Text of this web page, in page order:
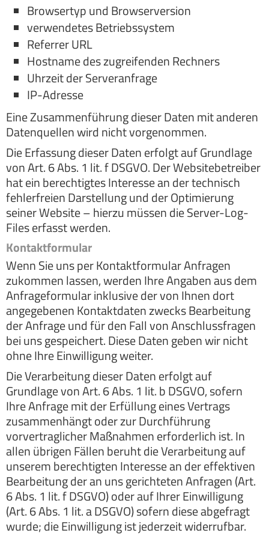
Browsertyp und Browserversion
verwendetes Betriebssystem
Referrer URL
Hostname des zugreifenden Rechners
Uhrzeit der Serveranfrage
IP-Adresse
Eine Zusammenführung dieser Daten mit anderen
Datenquellen wird nicht vorgenommen.
Die Erfassung dieser Daten erfolgt auf Grundlage
von Art. 6 Abs. 1 lit. f DSGVO. Der Websitebetreiber
hat ein berechtigtes Interesse an der technisch
fehlerfreien Darstellung und der Optimierung
seiner Website – hierzu müssen die Server-Log-
Files erfasst werden.
Kontaktformular
Wenn Sie uns per Kontaktformular Anfragen
zukommen lassen, werden Ihre Angaben aus dem
Anfrageformular inklusive der von Ihnen dort
angegebenen Kontaktdaten zwecks Bearbeitung
der Anfrage und für den Fall von Anschlussfragen
bei uns gespeichert. Diese Daten geben wir nicht
ohne Ihre Einwilligung weiter.
Die Verarbeitung dieser Daten erfolgt auf
Grundlage von Art. 6 Abs. 1 lit. b DSGVO, sofern
Ihre Anfrage mit der Erfüllung eines Vertrags
zusammenhängt oder zur Durchführung
vorvertraglicher Maßnahmen erforderlich ist. In
allen übrigen Fällen beruht die Verarbeitung auf
unserem berechtigten Interesse an der effektiven
Bearbeitung der an uns gerichteten Anfragen (Art.
6 Abs. 1 lit. f DSGVO) oder auf Ihrer Einwilligung
(Art. 6 Abs. 1 lit. a DSGVO) sofern diese abgefragt
wurde; die Einwilligung ist jederzeit widerrufbar.